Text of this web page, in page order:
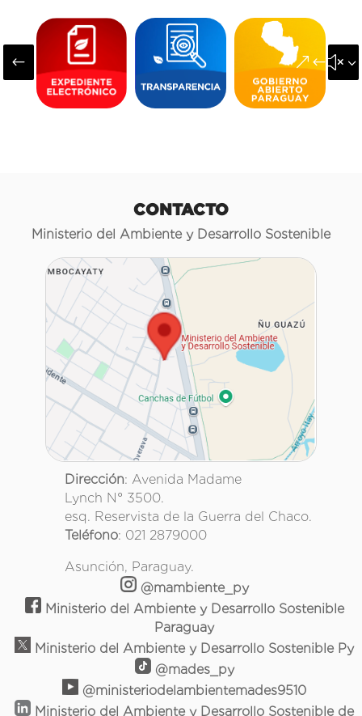
#
CONTACTO
Ministerio del Ambiente y Desarrollo Sostenible
Dirección: Avenida Madame
Lynch N° 3500.
esq. Reservista de la Guerra del Chaco.
Teléfono: 021 2879000
Asunción, Paraguay.
@mambiente_py
Ministerio del Ambiente y Desarrollo Sostenible
Paraguay
Ministerio del Ambiente y Desarrollo Sostenible Py
@mades_py
@ministeriodelambientemades9510
Ministerio del Ambiente y Desarrollo Sostenible de